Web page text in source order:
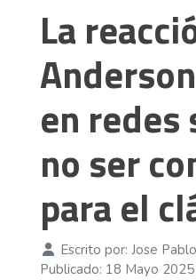
La
en redes
no ser
para el
Escrito por: Jose
Publicado: 18 Mayo 2025